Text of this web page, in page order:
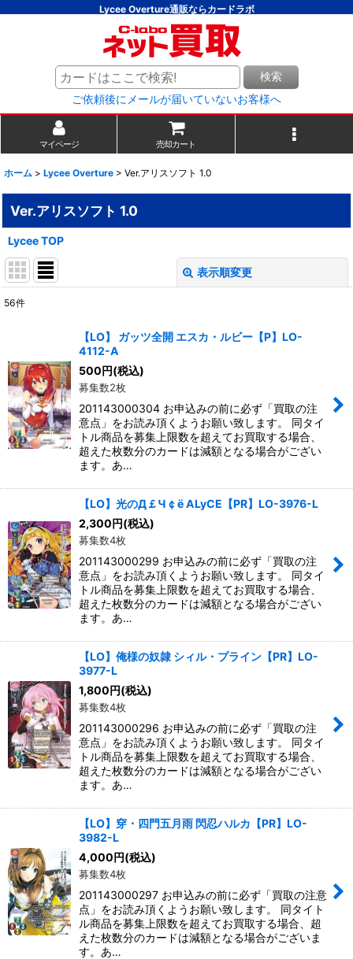
Lycee Overture通販ならカードラボ
検索
ご依頼後にメールが届いていないお客様へ
マイページ 売却カート
ホーム > Lycee Overture > Ver.アリスソフト 1.0
Ver.アリスソフト 1.0
Lycee TOP
表示順変更
並び順:
絞り込む
56件
【LO】 ガッツ全開 エスカ・ルビー【P】LO-
4112-A
500円(税込)
募集数2枚
201143000304 お申込みの前に必ず「買取の注
意点」をお読み頂くようお願い致します。 同タイ
トル商品を募集上限数を超えてお買取する場合、
超えた枚数分のカードは減額となる場合がござい
ます。あ…
【LO】光のД￡Ч￠ё ALyCE【PR】LO-3976-L
2,300円(税込)
募集数4枚
201143000299 お申込みの前に必ず「買取の注
意点」をお読み頂くようお願い致します。 同タイ
トル商品を募集上限数を超えてお買取する場合、
超えた枚数分のカードは減額となる場合がござい
ます。あ…
【LO】俺様の奴隷 シィル・プライン【PR】LO-
3977-L
1,800円(税込)
募集数4枚
201143000296 お申込みの前に必ず「買取の注
意点」をお読み頂くようお願い致します。 同タイ
トル商品を募集上限数を超えてお買取する場合、
超えた枚数分のカードは減額となる場合がござい
ます。あ…
【LO】穿・四門五月雨 閃忍ハルカ【PR】LO-
3982-L
4,000円(税込)
募集数4枚
201143000297 お申込みの前に必ず「買取の注意
点」をお読み頂くようお願い致します。 同タイト
ル商品を募集上限数を超えてお買取する場合、超
えた枚数分のカードは減額となる場合がございま
す。あ…